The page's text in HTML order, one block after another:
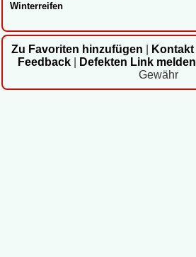
Winterreifen
Zu Favoriten hinzufügen Kontakt|
Feedback| Defekten Link melden
Gewähr